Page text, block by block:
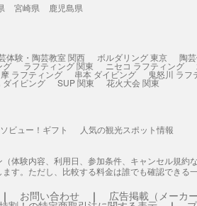
宮崎県
鹿児島県
体験・陶芸教室 関西 ボルダリング 東京 陶
グ ラフティング 関東 ニセコ ラフティング
ラフティング 串本 ダイビング 鬼怒川 ラフ
ダイビング SUP 関東 花火大会 関東
ビュー！ギフト 人気の観光スポット情報
体験内容、利用日、参加条件、キャンセル規
す。ただし、比較する料金は誰でも確認できる
お問い合わせ 広告掲載（メーカ